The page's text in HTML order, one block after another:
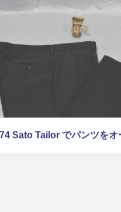
Sato Tailor でパンツをオ